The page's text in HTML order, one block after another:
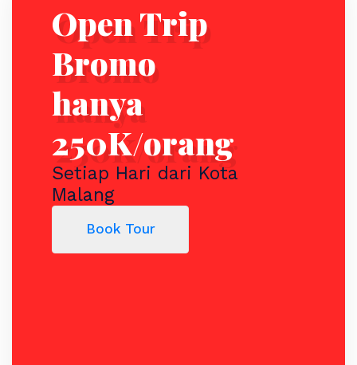
Open Trip
Bromo
hanya
250K/orang
Setiap Hari dari Kota
Malang
Book Tour